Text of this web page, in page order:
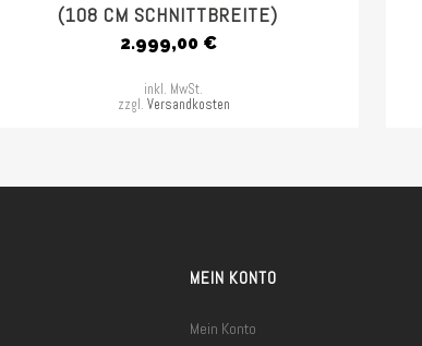
(108 CM SCHNITTBREITE)
2.999,00 €
inkl. MwSt.
zzgl. Versandkosten
MEIN KONTO
Mein Konto